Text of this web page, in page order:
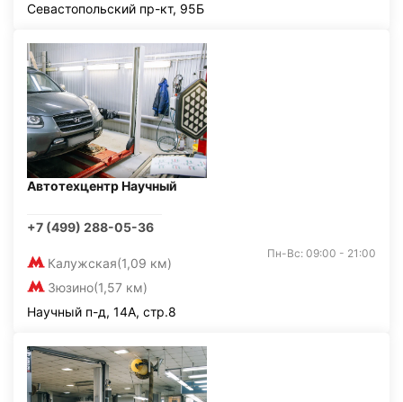
Севастопольский пр-кт, 95Б
Автотехцентр Научный
+7 (499) 288-05-36
Калужская(1,09 км)
Зюзино(1,57 км)
Пн-Вс: 09:00 - 21:00
Научный п-д, 14А, стр.8